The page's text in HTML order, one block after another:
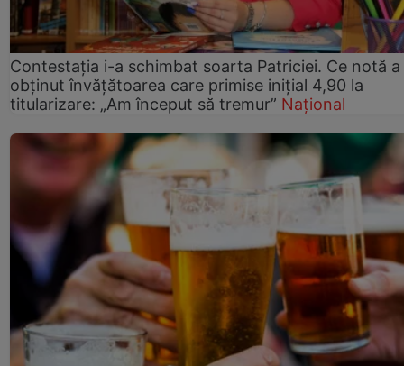
Contestația i-a schimbat soarta Patriciei. Ce notă a
obținut învățătoarea care primise inițial 4,90 la
titularizare: „Am început să tremur” Național